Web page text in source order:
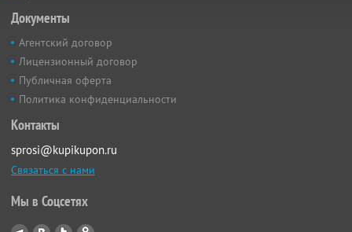
Документы
Агентский договор
Лицензионный договор
Публичная оферта
Политика конфиденциальности
Контакты
sprosi@kupikupon.ru
Связаться с нами
Мы в Соцсетях